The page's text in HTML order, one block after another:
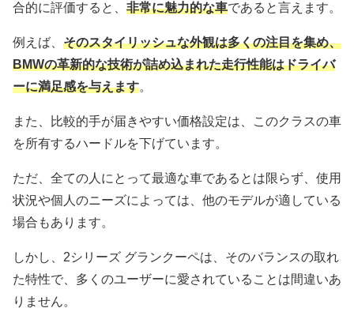
合的に評価すると、 非常に魅力的な車であると言えます。
例えば、 そのスタイリッシュな外観は多くの注目を集め、
BMWの革新的な技術が詰め込まれた走行性能はドライバ
ーに満足感を与えます。
また、比較的手が届きやすい価格設定は、このクラスの車
を所有するハードルを下げています。
ただ、全ての人にとって最適な車であるとは限らず、使用
状況や個人のニーズによっては、他のモデルが適している
場合もあります。
しかし、2シリーズ グランクーペは、そのバランスの取れ
た特性で、多くのユーザーに愛されていることは間違いあ
りません。